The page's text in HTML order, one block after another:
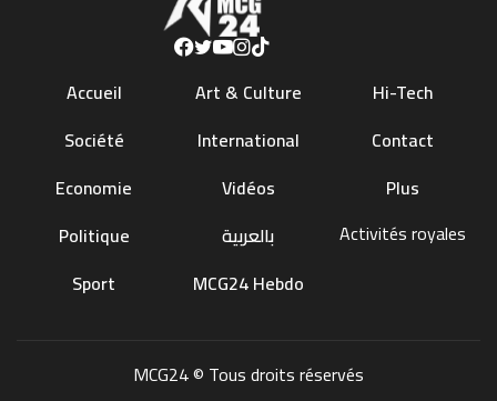
Accueil
Société
Economie
Politique
Sport
Art & Culture
International
Vidéos
بالعربية
MCG24 Hebdo
Hi-Tech
Contact
Plus
Activités royales
MCG24 © Tous droits réservés